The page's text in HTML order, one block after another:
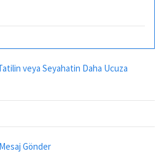
veya Seyahatin Daha Ucuza
Gönder